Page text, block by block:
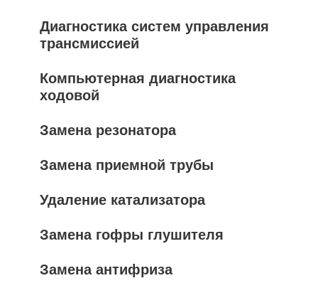
Диагностика систем управления
трансмиссией
Компьютерная диагностика
ходовой
Замена резонатора
Замена приемной трубы
Удаление катализатора
Замена гофры глушителя
Замена антифриза